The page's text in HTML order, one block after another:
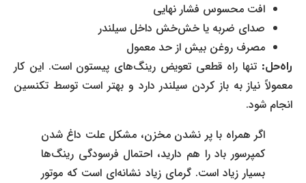
افت محسوس فشار نهایی
صدای ضربه یا خش‌خش داخل سیلندر
مصرف روغن بیش از حد معمول
راه‌حل: تنها راه قطعی تعویض رینگ‌های پیستون است. این کار
معمولاً نیاز به باز کردن سیلندر دارد و بهتر است توسط تکنسین
انجام شود.
اگر همراه با پر نشدن مخزن، مشکل علت داغ شدن
کمپرسور باد را هم دارید، احتمال فرسودگی رینگ‌ها
بسیار زیاد است. گرمای زیاد نشانه‌ای است که موتور